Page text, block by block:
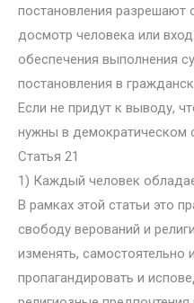
постановления разрешают
досмотр человека или
обеспечения выполнения
постановления в
Если не придут к выводу,
нужны в демократическом
Статья 21
1) Каждый человек
В рамках этой статьи это
свободу верований и
изменять, самостоятельно
пропагандировать и